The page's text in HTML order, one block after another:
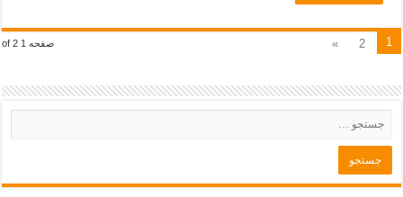
صفحه 1 of 2 1
2
»